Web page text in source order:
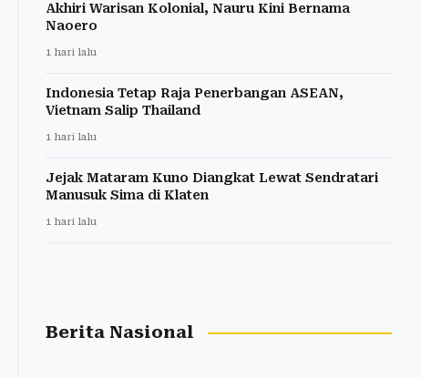
Akhiri Warisan Kolonial, Nauru Kini Bernama
Naoero
1 hari lalu
Indonesia Tetap Raja Penerbangan ASEAN,
Vietnam Salip Thailand
1 hari lalu
Jejak Mataram Kuno Diangkat Lewat Sendratari
Manusuk Sima di Klaten
1 hari lalu
Berita Nasional